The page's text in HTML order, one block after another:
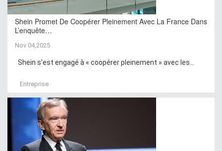
Shein Promet De Coopérer Pleinement Avec La France Dans
L’enquête…
Nov 04,2025
Shein s’est engagé à « coopérer pleinement » avec les...
Entreprise